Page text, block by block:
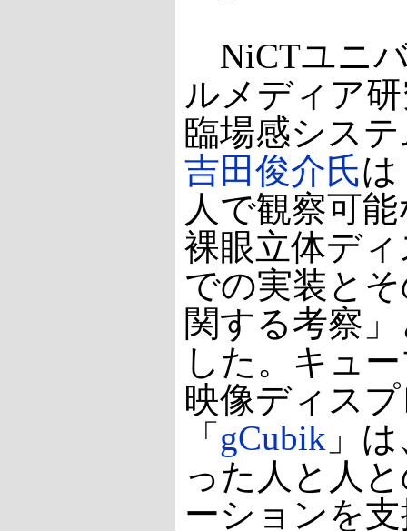
NiCTユニ
ルメディア
臨場感シス
吉田俊介氏は
人で観察可
裸眼立体デ
での実装と
関する考察
した。キュ
映像ディス
「 gCubik 」
った人と人
ーションを